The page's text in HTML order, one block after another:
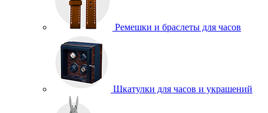
Ремешки и браслеты для часов
Шкатулки для часов и украшений